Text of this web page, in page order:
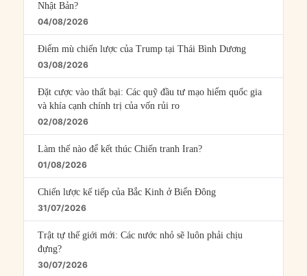
Nhật Bản?
04/08/2026
Điểm mù chiến lược của Trump tại Thái Bình Dương
03/08/2026
Đặt cược vào thất bại: Các quỹ đầu tư mạo hiểm quốc gia
và khía cạnh chính trị của vốn rủi ro
02/08/2026
Làm thế nào để kết thúc Chiến tranh Iran?
01/08/2026
Chiến lược kế tiếp của Bắc Kinh ở Biển Đông
31/07/2026
Trật tự thế giới mới: Các nước nhỏ sẽ luôn phải chịu
đựng?
30/07/2026